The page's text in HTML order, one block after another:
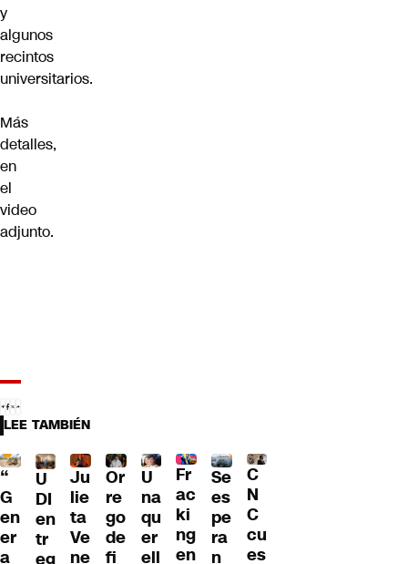
y
algunos
recintos
universitarios.
Más
detalles,
en
el
video
adjunto.
LEE TAMBIÉN
“
G
en
er
a
U
DI
en
tr
eg
Ju
lie
ta
Ve
ne
Or
re
go
de
fi
U
na
qu
er
ell
Fr
ac
ki
ng
en
Se
es
pe
ra
n
C
N
C
cu
es